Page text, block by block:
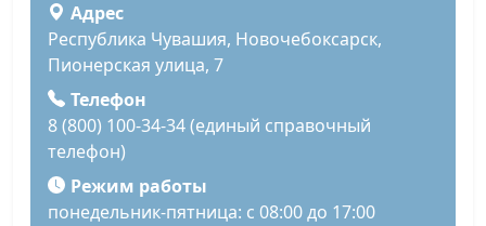
Адрес
Республика Чувашия, Новочебоксарск,
Пионерская улица, 7
Телефон
8 (800) 100-34-34 (единый справочный
телефон)
Режим работы
понедельник-пятница: с 08:00 до 17:00